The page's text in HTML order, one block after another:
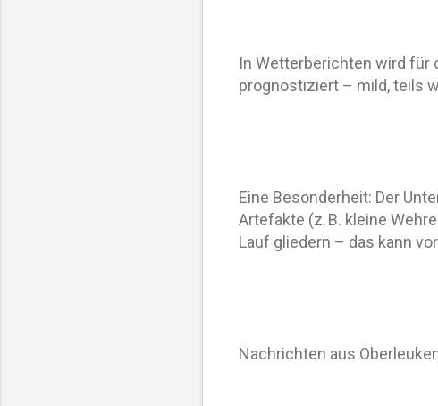
In Wetterberichten wird für
prognostiziert – mild, teils
Eine Besonderheit: Der
Artefakte (z. B. kleine
Lauf gliedern – das kann
Nachrichten aus